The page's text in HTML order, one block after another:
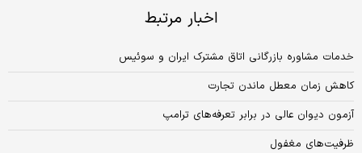
اخبار مرتبط
خدمات مشاوره بازرگانی اتاق مشترک ایران و سوئیس
کاهش زمان معطل ماندن تجارت
آزمون دیوان عالی در برابر تعرفه‌های ترامپ
ظرفیت‌های مغفول